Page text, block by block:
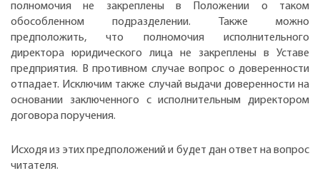
полномочия не закреплены в Положении о таком
обособленном подразделении. Также можно
предположить, что полномочия исполнительного
директора юридического лица не закреплены в Уставе
предприятия. В противном случае вопрос о доверенности
отпадает. Исключим также случай выдачи доверенности на
основании заключенного с исполнительным директором
договора поручения.
Исходя из этих предположений и будет дан ответ на вопрос
читателя.